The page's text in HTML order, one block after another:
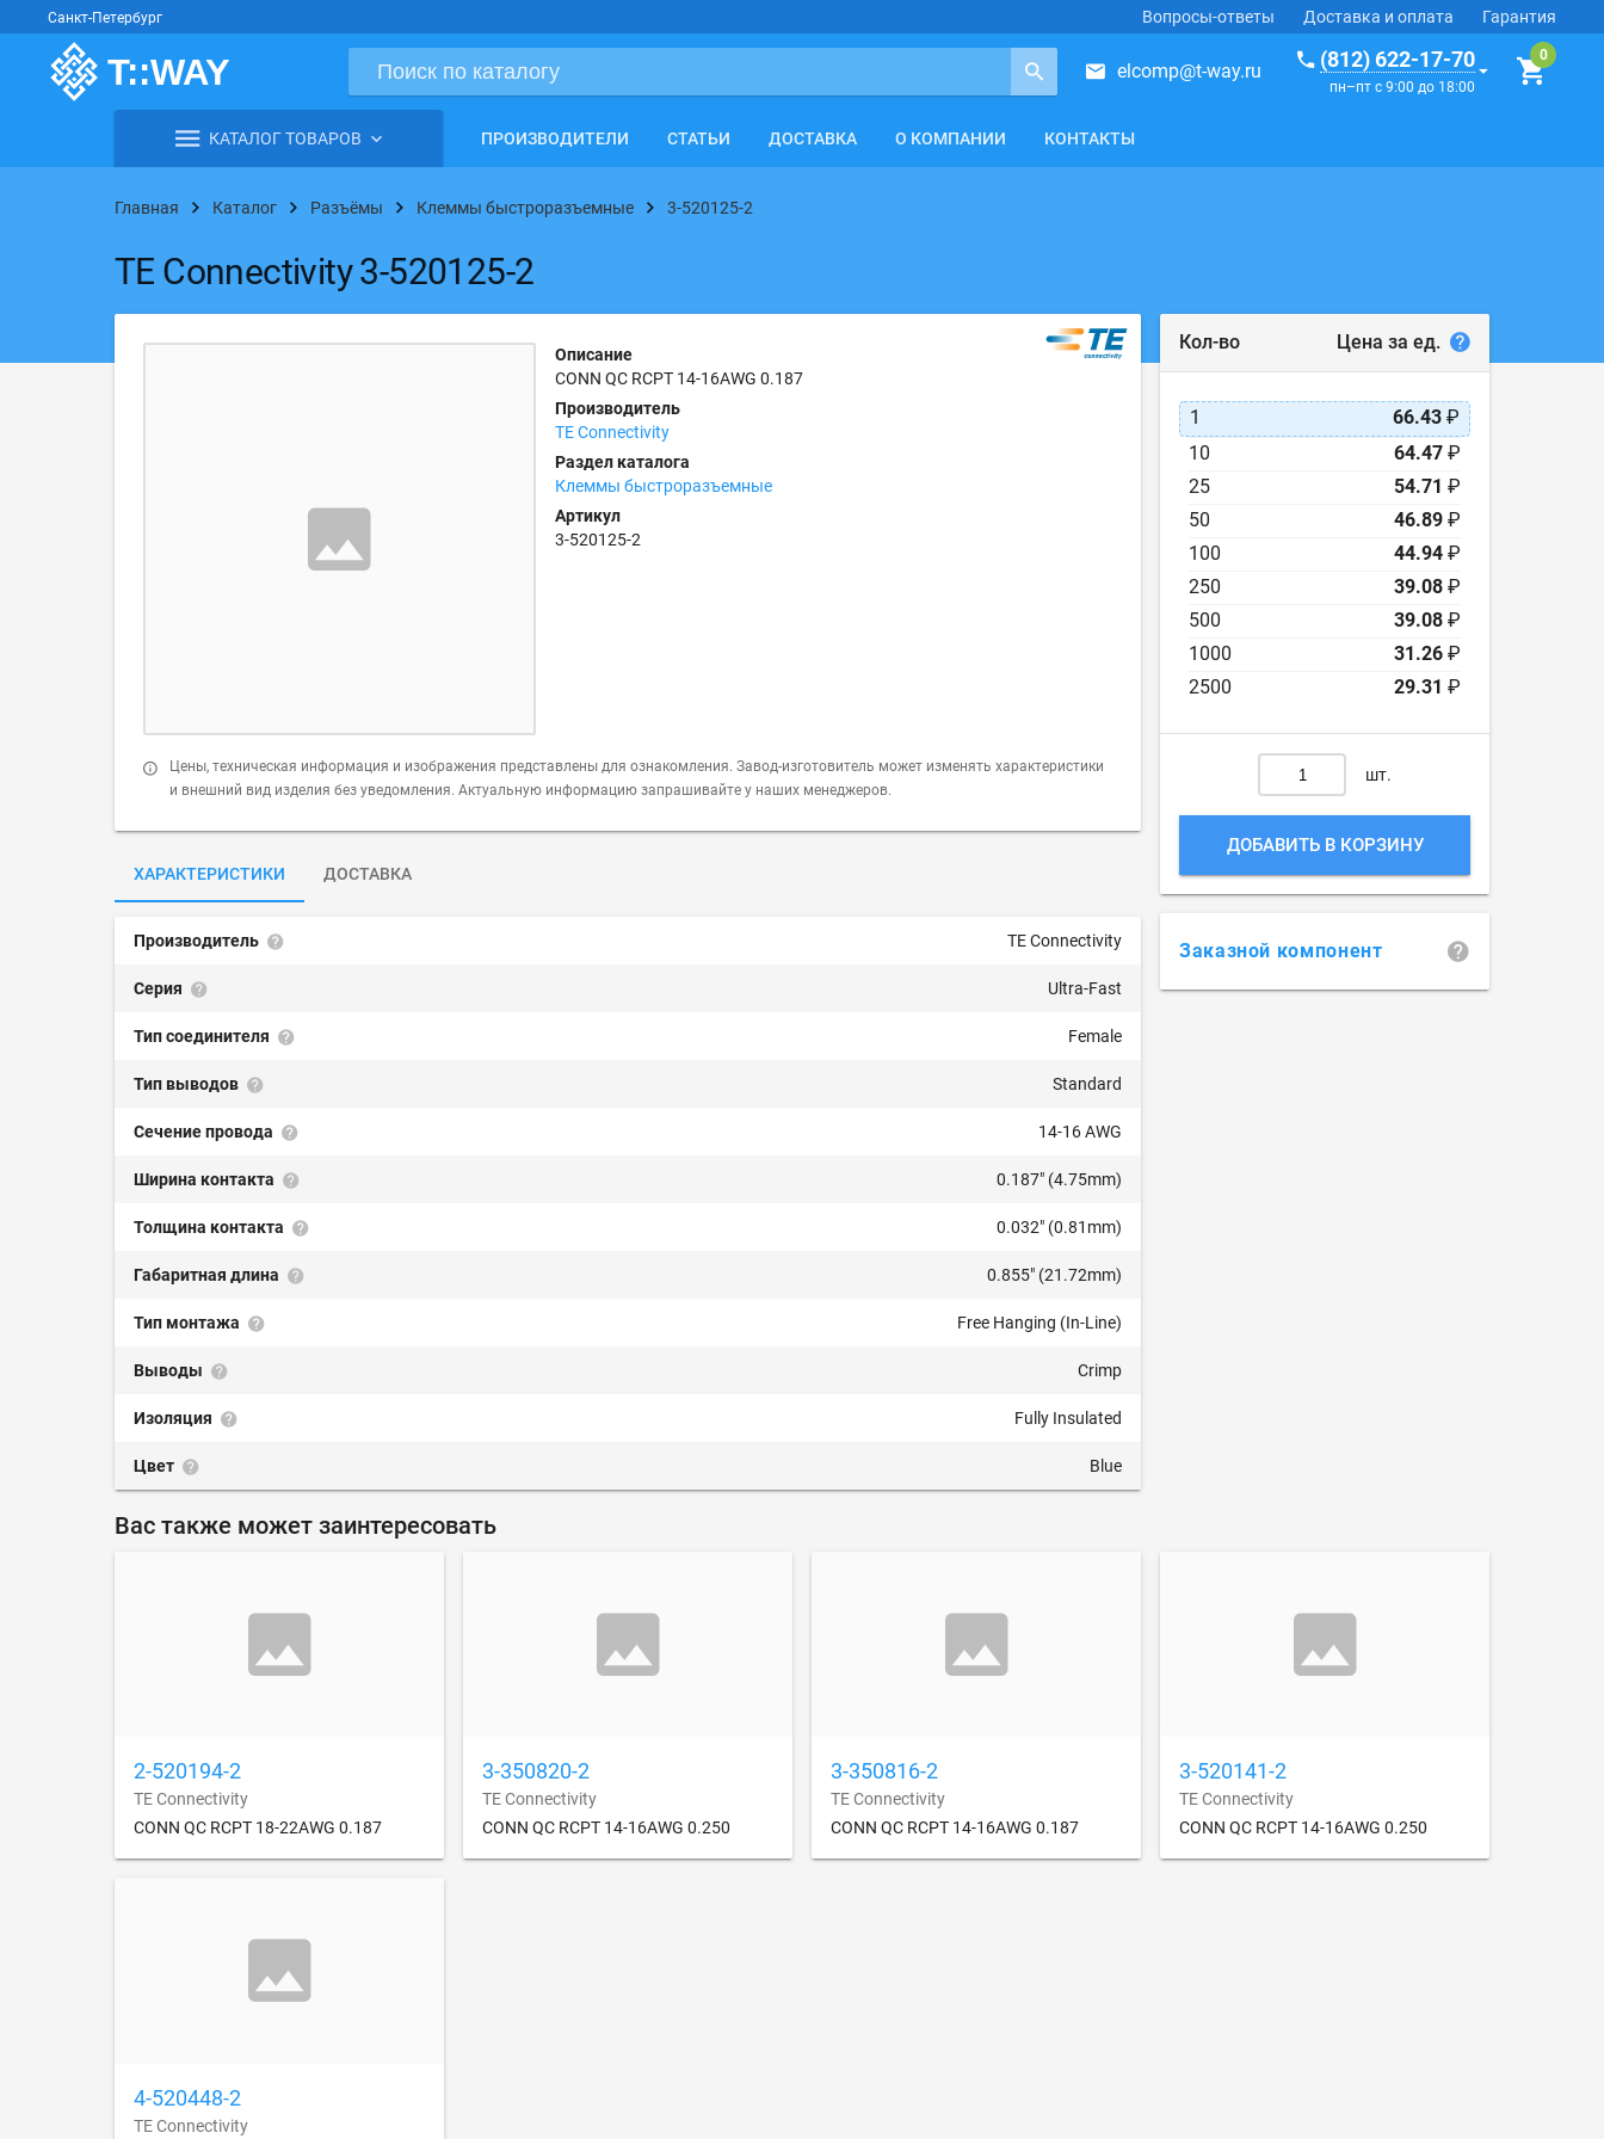
Санкт-Петербург Вопросы-ответы Доставка и оплата Гарантия
elcomp@t-way.ru (812) 622-17-70
пн–пт с 9:00 до 18:00
КАТАЛОГ ТОВАРОВ ПРОИЗВОДИТЕЛИ СТАТЬИ ДОСТАВКА О КОМПАНИИ КОНТАКТЫ
Главная Каталог Разъёмы Клеммы быстроразъемные 3-520125-2
TE Connectivity 3-520125-2
Описание
CONN QC RCPT 14-16AWG 0.187
Производитель
TE Connectivity
Раздел каталога
Клеммы быстроразъемные
Артикул
3-520125-2
Цены, техническая информация и изображения представлены для ознакомления. Завод-изготовитель может изменять характеристики
и внешний вид изделия без уведомления. Актуальную информацию запрашивайте у наших менеджеров.
ХАРАКТЕРИСТИКИ ДОСТАВКА
Производитель TE Connectivity
Серия Ultra-Fast
Тип соединителя Female
Тип выводов Standard
Сечение провода 14-16 AWG
Ширина контакта 0.187" (4.75mm)
Толщина контакта 0.032" (0.81mm)
Габаритная длина 0.855" (21.72mm)
Тип монтажа Free Hanging (In-Line)
Выводы Crimp
Изоляция Fully Insulated
Цвет Blue
Кол-во Цена за ед.
1 66.43 ₽
10
64.47 ₽
25
54.71 ₽
50
46.89 ₽
100
44.94 ₽
250
39.08 ₽
500
39.08 ₽
1000
31.26 ₽
2500
29.31 ₽
шт.
ДОБАВИТЬ В КОРЗИНУ
Заказной компонент
Вас также может заинтересовать
2-520194-2
TE Connectivity
CONN QC RCPT 18-22AWG 0.187
3-350820-2
TE Connectivity
CONN QC RCPT 14-16AWG 0.250
3-350816-2
TE Connectivity
CONN QC RCPT 14-16AWG 0.187
3-520141-2
TE Connectivity
CONN QC RCPT 14-16AWG 0.250
4-520448-2
TE Connectivity